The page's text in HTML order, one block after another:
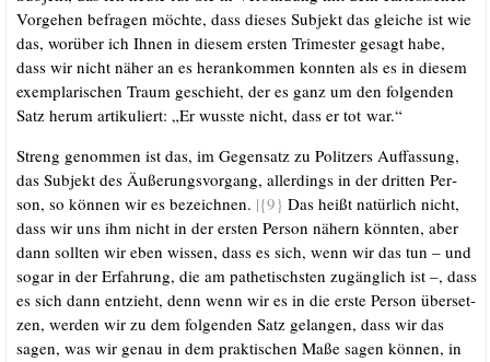
Vor­ge­hen befra­gen möch­te, dass die­ses Sub­jekt das glei­che ist wie
das, wor­über ich Ihnen in die­sem ers­ten Tri­mes­ter gesagt habe,
dass wir nicht näher an es her­an­kom­men konn­ten als es in die­sem
exem­pla­ri­schen Traum geschieht, der es ganz um den fol­gen­den
Satz her­um arti­ku­liert: „Er wuss­te nicht, dass er tot war.“
Streng genom­men ist das, im Gegen­satz zu Polit­zers Auf­fas­sung,
das Sub­jekt des Äuße­rungs­vor­gang, aller­dings in der drit­ten Per­
son, so kön­nen wir es bezeich­nen. |{9} Das heißt natür­lich nicht,
dass wir uns ihm nicht in der ers­ten Per­son nähern könn­ten, aber
dann soll­ten wir eben wis­sen, dass es sich, wenn wir das tun – und
sogar in der Erfah­rung, die am pathe­tischs­ten zugäng­lich ist –, dass
es sich dann ent­zieht, denn wenn wir es in die ers­te Per­son über­set­
zen, wer­den wir zu dem fol­gen­den Satz gelan­gen, dass wir das
sagen, was wir genau in dem prak­ti­schen Maße sagen kön­nen, in